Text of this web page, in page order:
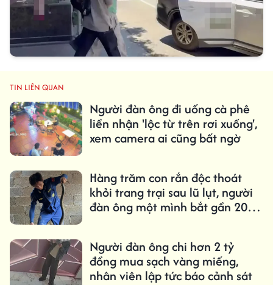
TIN LIÊN QUAN
Người đàn ông đi uống cà phê
liền nhận 'lộc từ trên rơi xuống',
xem camera ai cũng bất ngờ
Hàng trăm con rắn độc thoát
khỏi trang trại sau lũ lụt, người
đàn ông một mình bắt gần 20
Người đàn ông chi hơn 2 tỷ
đồng mua sạch vàng miếng,
nhân viên lập tức báo cảnh sát